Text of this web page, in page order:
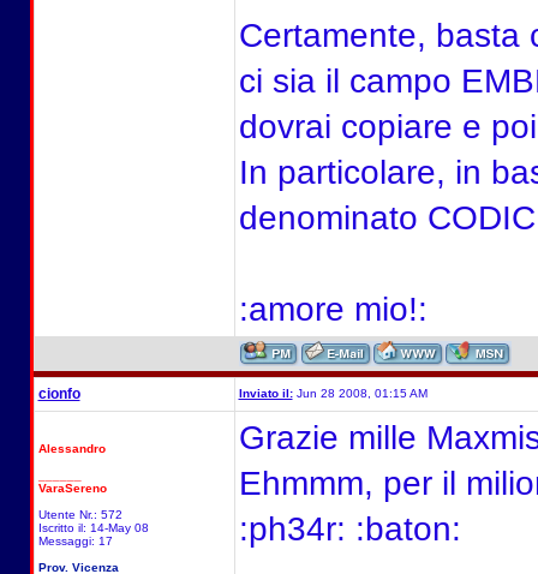
Certamente, basta
ci sia il campo
dovrai copiare e
In particolare, in
denominato
:amore mio!:
cionfo Inviato il:Jun 28 2008, 01:15 AM
Alessandro
VaraSereno
Utente Nr.: 572
Iscritto il: 14-May 08
Messaggi: 17
Prov. Vicenza
Grazie mille
Ehmmm, per il
:ph34r: :baton: